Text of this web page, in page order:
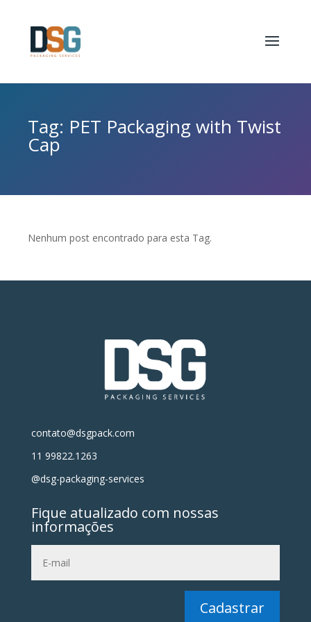
Tag: PET Packaging with Twist
Cap
Nenhum post encontrado para esta Tag.
contato@dsgpack.com
11 99822.1263
@dsg-packaging-services
Fique atualizado com nossas
informações
Cadastrar